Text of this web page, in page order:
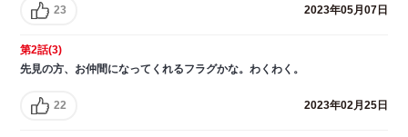
23 2023年05月07日
第2話(3)
先見の方、お仲間になってくれるフラグかな。わくわく。
22 2023年02月25日